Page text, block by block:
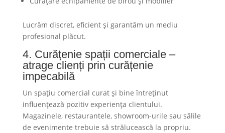
Lucrăm discret, eficient și garantăm un mediu
profesional plăcut.
4. Curățenie spații comerciale –
atrage clienți prin curățenie
impecabilă
Un spațiu comercial curat și bine întreținut
influențează pozitiv experiența clientului.
Magazinele, restaurantele, showroom-urile sau sălile
de evenimente trebuie să strălucească la propriu.